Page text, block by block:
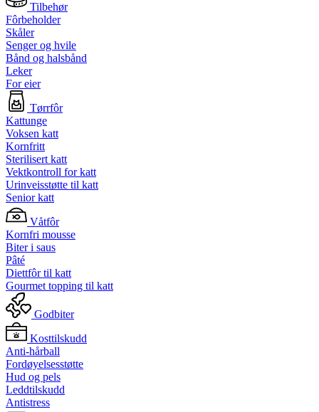
Tilbehør
Fôrbeholder
Skåler
Senger og hvile
Bånd og halsbånd
Leker
For eier
Tørrfôr
Kattunge
Voksen katt
Kornfritt
Sterilisert katt
Vektkontroll for katt
Urinveisstøtte til katt
Senior katt
Våtfôr
Kornfri mousse
Biter i saus
Pâté
Diettfôr til katt
Gourmet topping til katt
Godbiter
Kosttilskudd
Anti-hårball
Fordøyelsesstøtte
Hud og pels
Leddtilskudd
Antistress